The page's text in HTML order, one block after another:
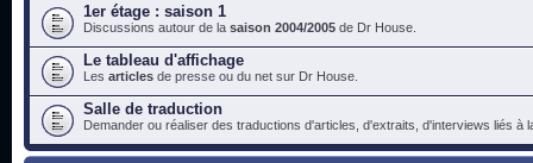
1er étage : saison 1
Discussions autour de la saison 2004/2005 de Dr House.
Le tableau d'affichage
Les articles de presse ou du net sur Dr House.
Salle de traduction
Demander ou réaliser des traductions d'articles, d'extraits, d'interviews liés à